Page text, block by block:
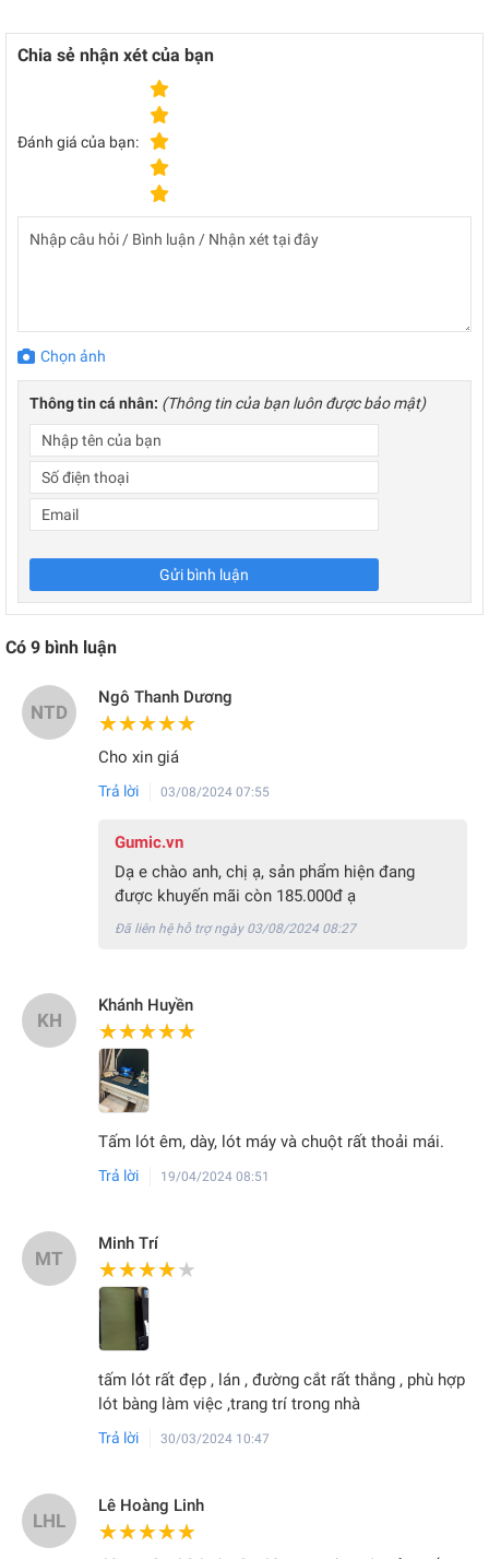
Chia sẻ nhận xét của bạn
Đánh giá của bạn:
Chọn ảnh
Thông tin cá nhân: (Thông tin của bạn luôn được bảo mật)
Gửi bình luận
Có 9 bình luận
NTD
Ngô Thanh Dương
★★★★★
★★★★★
Cho xin giá
Trả lời 03/08/2024 07:55
Gumic.vn
Dạ e chào anh, chị ạ, sản phẩm hiện đang
được khuyến mãi còn 185.000đ ạ
Đã liên hệ hỗ trợ ngày 03/08/2024 08:27
KH
Khánh Huyền
★★★★★
★★★★★
Tấm lót êm, dày, lót máy và chuột rất thoải mái.
Trả lời 19/04/2024 08:51
MT
Minh Trí
★★★★★
★★★★★
tấm lót rất đẹp , lán , đường cắt rất thắng , phù hợp
lót bàng làm việc ,trang trí trong nhà
Trả lời 30/03/2024 10:47
LHL
Lê Hoàng Linh
★★★★★
★★★★★